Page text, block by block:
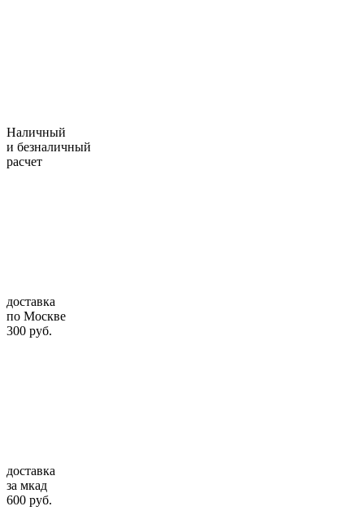
Наличный
и безналичный
расчет
доставка
по Москве
300 руб.
доставка
за мкад
600 руб.